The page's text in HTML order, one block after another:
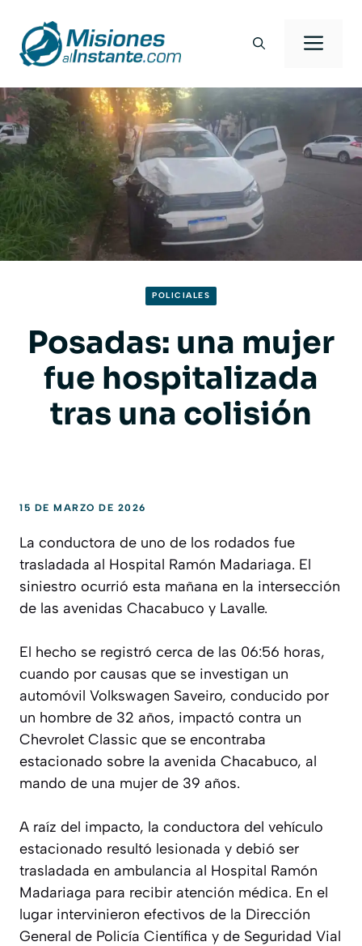
contenido
POLICIALES
Posadas: una mujer
fue hospitalizada
tras una colisión
15 DE MARZO DE 2026
La conductora de uno de los rodados fue
trasladada al Hospital Ramón Madariaga. El
siniestro ocurrió esta mañana en la intersección
de las avenidas Chacabuco y Lavalle.
El hecho se registró cerca de las 06:56 horas,
cuando por causas que se investigan un
automóvil Volkswagen Saveiro, conducido por
un hombre de 32 años, impactó contra un
Chevrolet Classic que se encontraba
estacionado sobre la avenida Chacabuco, al
mando de una mujer de 39 años.
A raíz del impacto, la conductora del vehículo
estacionado resultó lesionada y debió ser
trasladada en ambulancia al Hospital Ramón
Madariaga para recibir atención médica. En el
lugar intervinieron efectivos de la Dirección
General de Policía Científica y de Seguridad Vial